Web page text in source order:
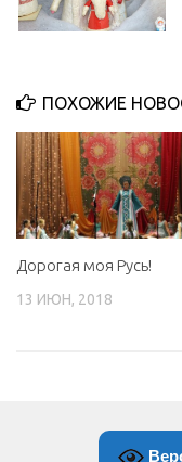
ПОХОЖИЕ
Дорогая моя Русь!
13 ИЮН, 2018